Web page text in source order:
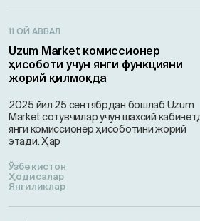
11 ОЙ АВВАЛ
Uzum Market комиссионер
ҳисоботи учун янги функцияни
жорий қилмоқда
2025 йил 25 сентябрдан бошлаб Uzum
Market сотувчилар учун шахсий
янги комиссионер ҳисоботини жорий
этади. Ҳар
Ўзбекистон
Ҳодисалар
Янгиликлар